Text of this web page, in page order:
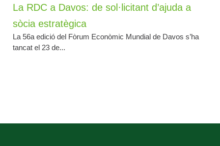
La RDC a Davos: de sol·licitant d’ajuda a
sòcia estratègica
La 56a edició del Fòrum Econòmic Mundial de Davos s’ha
tancat el 23 de...